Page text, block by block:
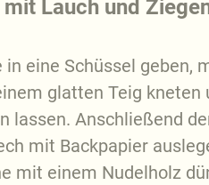
Lauch und
in eine Schüssel geben,
glatten Teig kneten
lassen. Anschließend
mit Backpapier
mit einem Nudelholz